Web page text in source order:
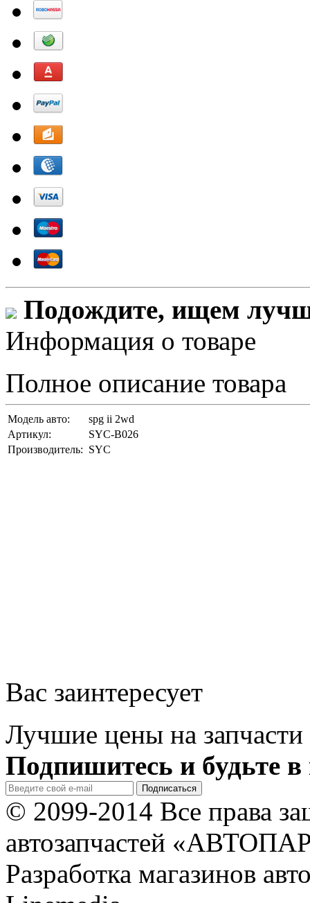
Подождите, ищем
Информация о товаре
Полное описание товара
Модель авто:
spg ii 2wd
Артикул:
SYC-B026
Производитель: SYC
Вас заинтересует
Лучшие цены на запчасти
Подпишитесь и будьте в
© 2099-2014 Все права
автозапчастей
Разработка магазинов